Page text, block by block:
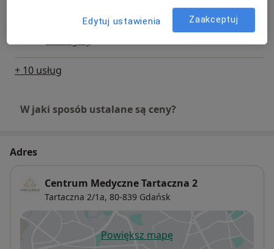
HPV z podłoża płynnego (14
genotypów) + cytologia płynna LBC
Umów wizytę
+ 10 usług
W jaki sposób ustalane są ceny?
Adres
Centrum Medyczne Tartaczna 2
Tartaczna 2/1a, 80-839 Gdańsk
Powiększ mapęotwiera się w nowej karcie
Edytuj ustawienia Zaakceptuj